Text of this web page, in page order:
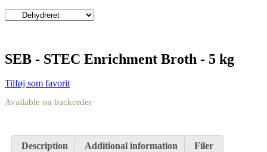
SEB - STEC Enrichment Broth - 5 kg
Tilføj som favorit
Available on backorder
Description Additional information Filer